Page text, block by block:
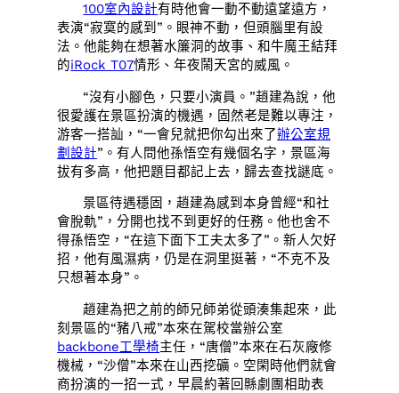
100室內設計有時他會一動不動遠望遠方，
表演“寂寞的感到”。眼神不動，但頭腦里有設
法。他能夠在想著水簾洞的故事、和牛魔王結拜
的iRock T07情形、年夜鬧天宮的威風。
“沒有小腳色，只要小演員。”趙建為說，他
很愛護在景區扮演的機遇，固然老是難以專注，
游客一搭訕，“一會兒就把你勾出來了辦公室規
劃設計”。有人問他孫悟空有幾個名字，景區海
拔有多高，他把題目都記上去，歸去查找謎底。
景區待遇穩固，趙建為感到本身曾經“和社
會脫軌”，分開也找不到更好的任務。他也舍不
得孫悟空，“在這下面下工夫太多了”。新人欠好
招，他有風濕病，仍是在洞里挺著，“不克不及
只想著本身”。
趙建為把之前的師兄師弟從頭湊集起來，此
刻景區的“豬八戒”本來在駕校當辦公室
backbone工學椅主任，“唐僧”本來在石灰廠修
機械，“沙僧”本來在山西挖礦。空閑時他們就會
商扮演的一招一式，早晨約著回縣劇團相助表